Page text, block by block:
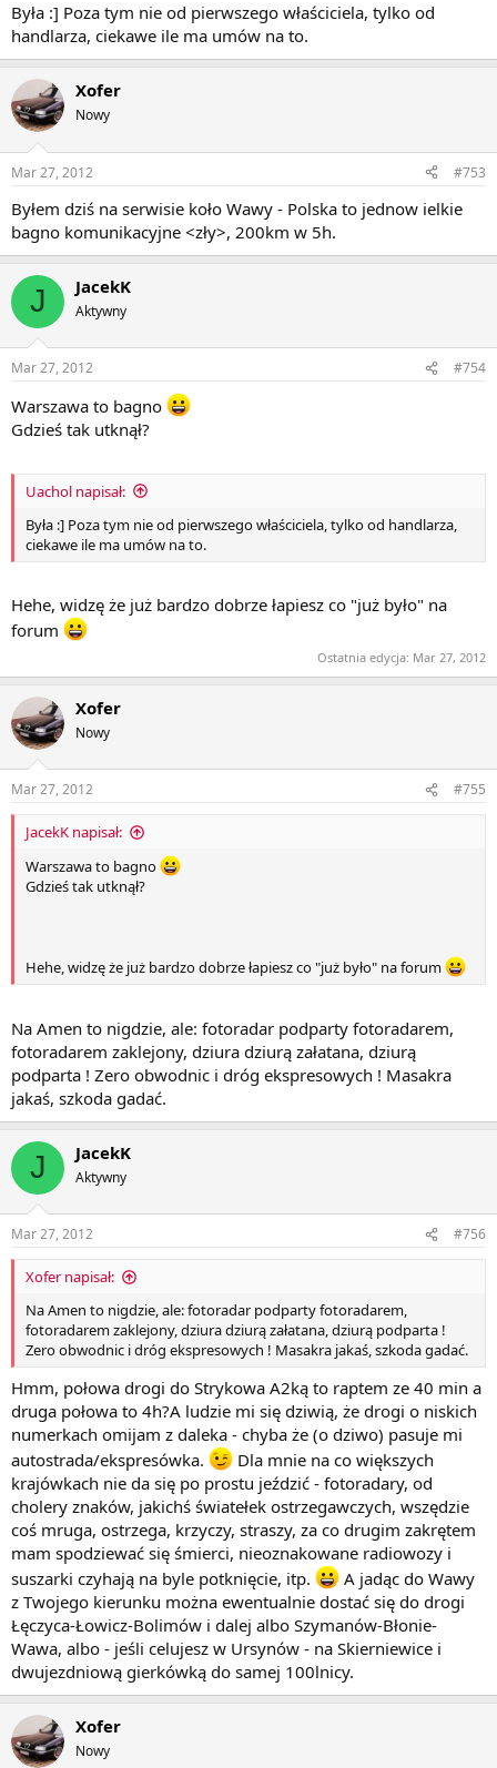
Była :] Poza tym nie od pierwszego właściciela, tylko od
handlarza, ciekawe ile ma umów na to.
Xofer
Nowy
Mar 27, 2012 #753
Byłem dziś na serwisie koło Wawy - Polska to jednow ielkie
bagno komunikacyjne <zły>, 200km w 5h.
J JacekK
Aktywny
Mar 27, 2012 #754
Warszawa to bagno
Gdzieś tak utknął?
Uachol napisał:
Była :] Poza tym nie od pierwszego właściciela, tylko od handlarza,
ciekawe ile ma umów na to.
Hehe, widzę że już bardzo dobrze łapiesz co "już było" na
forum
Ostatnia edycja: Mar 27, 2012
Xofer
Nowy
Mar 27, 2012 #755
JacekK napisał:
Warszawa to bagno
Gdzieś tak utknął?
Hehe, widzę że już bardzo dobrze łapiesz co "już było" na forum
Na Amen to nigdzie, ale: fotoradar podparty fotoradarem,
fotoradarem zaklejony, dziura dziurą załatana, dziurą
podparta ! Zero obwodnic i dróg ekspresowych ! Masakra
jakaś, szkoda gadać.
J JacekK
Aktywny
Mar 27, 2012 #756
Xofer napisał:
Na Amen to nigdzie, ale: fotoradar podparty fotoradarem,
fotoradarem zaklejony, dziura dziurą załatana, dziurą podparta !
Zero obwodnic i dróg ekspresowych ! Masakra jakaś, szkoda gadać.
Hmm, połowa drogi do Strykowa A2ką to raptem ze 40 min a
druga połowa to 4h?A ludzie mi się dziwią, że drogi o niskich
numerkach omijam z daleka - chyba że (o dziwo) pasuje mi
autostrada/ekspresówka.
Dla mnie na co większych
krajówkach nie da się po prostu jeździć - fotoradary, od
cholery znaków, jakichś światełek ostrzegawczych, wszędzie
coś mruga, ostrzega, krzyczy, straszy, za co drugim zakrętem
mam spodziewać się śmierci, nieoznakowane radiowozy i
suszarki czyhają na byle potknięcie, itp.
A jadąc do Wawy
z Twojego kierunku można ewentualnie dostać się do drogi
Łęczyca-Łowicz-Bolimów i dalej albo Szymanów-Błonie-
Wawa, albo - jeśli celujesz w Ursynów - na Skierniewice i
dwujezdniową gierkówką do samej 100lnicy.
Xofer
Nowy